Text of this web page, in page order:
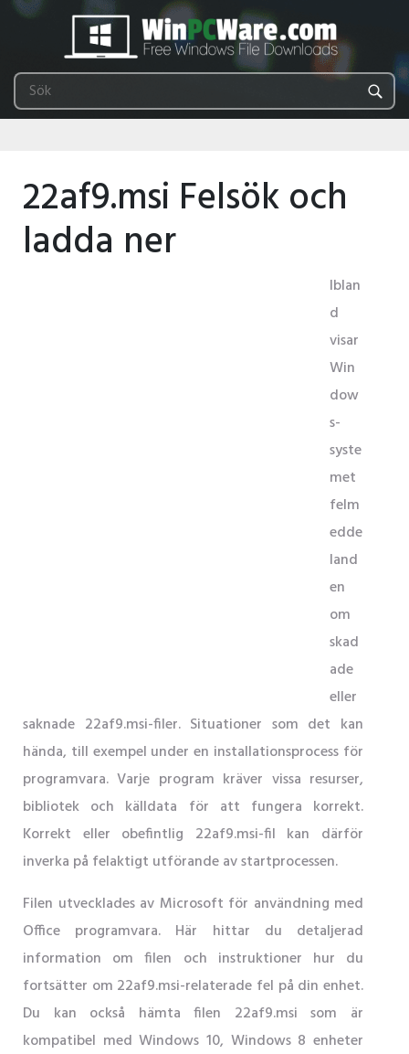
22af9.msi Felsök och
ladda ner
Iblan
d
visar
Win
dow
s-
syste
met
felm
edde
land
en
om
skad
ade
eller
saknade 22af9.msi-filer. Situationer som det kan
hända, till exempel under en installationsprocess för
programvara. Varje program kräver vissa resurser,
bibliotek och källdata för att fungera korrekt.
Korrekt eller obefintlig 22af9.msi-fil kan därför
inverka på felaktigt utförande av startprocessen.
Filen utvecklades av Microsoft för användning med
Office programvara. Här hittar du detaljerad
information om filen och instruktioner hur du
fortsätter om 22af9.msi-relaterade fel på din enhet.
Du kan också hämta filen 22af9.msi som är
kompatibel med Windows 10, Windows 8 enheter